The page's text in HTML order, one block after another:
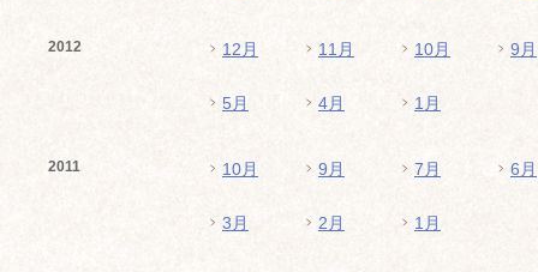
2012 12月 11月 10月 9月
5月 4月 1月
2011 10月 9月 7月 6月
3月 2月 1月